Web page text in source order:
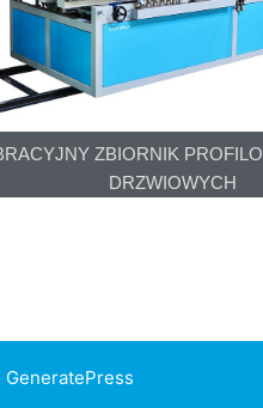
ZBIORNIK
DRZWIOWYCH
GeneratePress